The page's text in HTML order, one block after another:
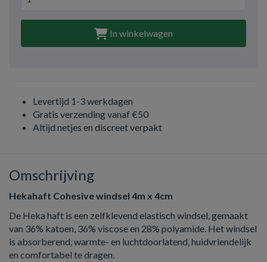
In winkelwagen
Levertijd 1-3 werkdagen
Gratis verzending vanaf €50
Altijd netjes en discreet verpakt
Omschrijving
Hekahaft Cohesive windsel 4m x 4cm
De Heka haft is een zelfklevend elastisch windsel, gemaakt
van 36% katoen, 36% viscose en 28% polyamide. Het windsel
is absorberend, warmte- en luchtdoorlatend, huidvriendelijk
en comfortabel te dragen.